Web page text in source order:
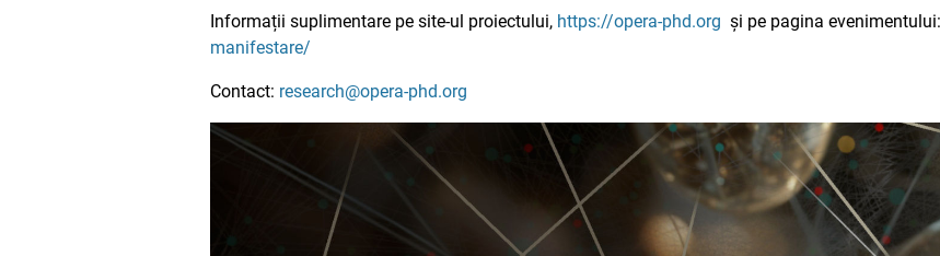
Informații suplimentare pe site-ul proiectului, https://opera-phd.org și pe pagina evenimentului:
manifestare/
Contact: research@opera-phd.org